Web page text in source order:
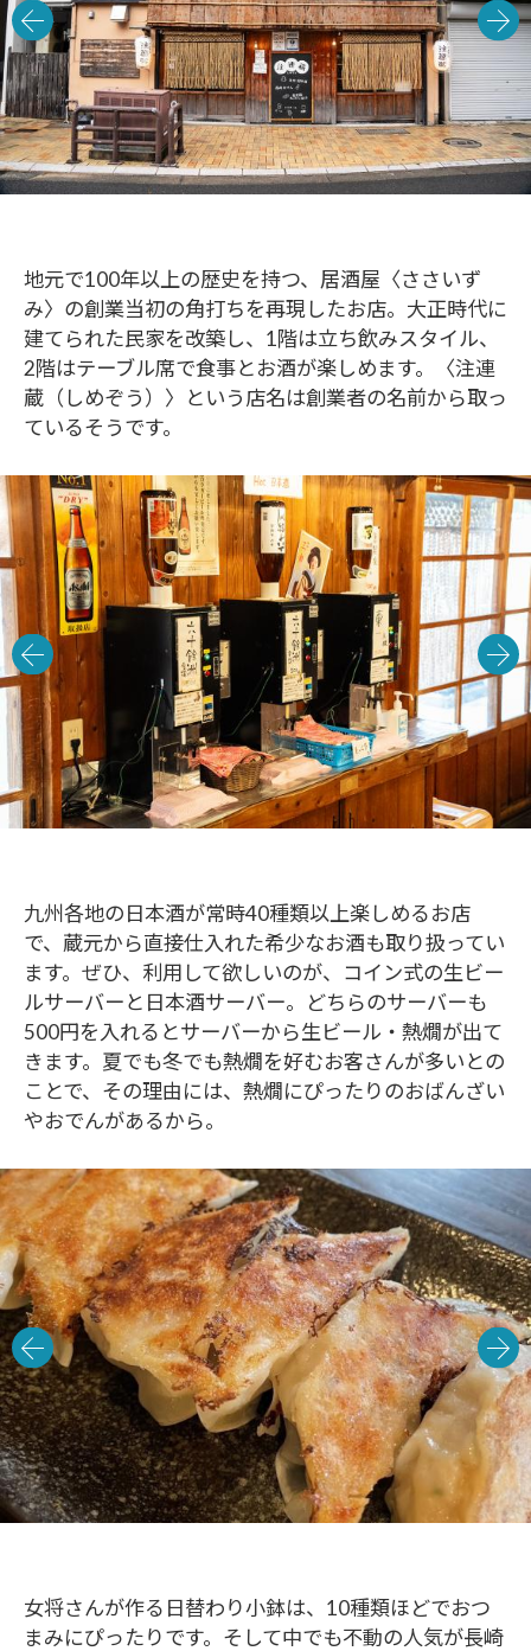
地元で100年以上の歴史を持つ、居酒屋〈ささいず
み〉の創業当初の角打ちを再現したお店。大正時代に
建てられた民家を改築し、1階は立ち飲みスタイル、
2階はテーブル席で食事とお酒が楽しめます。〈注連
蔵（しめぞう）〉という店名は創業者の名前から取っ
ているそうです。
九州各地の日本酒が常時40種類以上楽しめるお店
で、蔵元から直接仕入れた希少なお酒も取り扱ってい
ます。ぜひ、利用して欲しいのが、コイン式の生ビー
ルサーバーと日本酒サーバー。どちらのサーバーも
500円を入れるとサーバーから生ビール・熱燗が出て
きます。夏でも冬でも熱燗を好むお客さんが多いとの
ことで、その理由には、熱燗にぴったりのおばんざい
やおでんがあるから。
女将さんが作る日替わり小鉢は、10種類ほどでおつ
まみにぴったりです。そして中でも不動の人気が長崎